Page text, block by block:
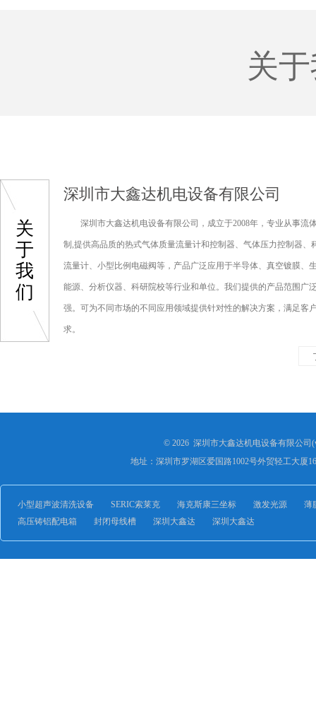
关
关
于
我
们
深圳市大鑫达机电设备有限公司
深圳市大鑫达机电设备有限公司，成立于2008年，专业从事流
制,提供高品质的热式气体质量流量计和控制器、气体压力控制器、
流量计、小型比例电磁阀等，产品广泛应用于半导体、真空镀膜、
能源、分析仪器、科研院校等行业和单位。我们提供的产品范围广
强。可为不同市场的不同应用领域提供针对性的解决方案，满足客
求。
© 2026 深圳市大鑫达机电设备有限公司
地址：深圳市罗湖区爱国路1002号外贸轻工大厦
小型超声波清洗设备 SERIC索莱克 海克斯康三坐标 激发光源
薄
高压铸铝配电箱
封闭母线槽 深圳大鑫达 深圳大鑫达